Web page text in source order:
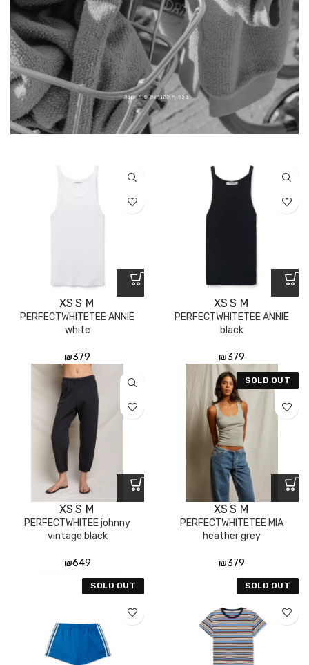
M
S
XS
PERFECTWHITETEE ANNIE
black
₪379
M
S
XS
PERFECTWHITETEE ANNIE
white
₪379
SOLD OUT
M
S
XS
PERFECTWHITETEE MIA
heather grey
₪379
M
S
XS
PERFECTWHITEE johnny
vintage black
₪649
SOLD OUT
SOLD OUT